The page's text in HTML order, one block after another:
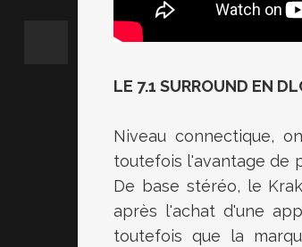
LE 7.1 SURROUND EN
Niveau connectique,
toutefois l'avantage de
De base stéréo, le
après l'achat d'une
toutefois que la